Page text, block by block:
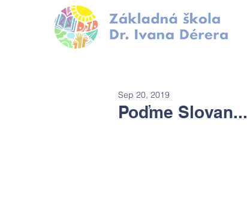
Poďme Slovan...
Sep 20, 2019